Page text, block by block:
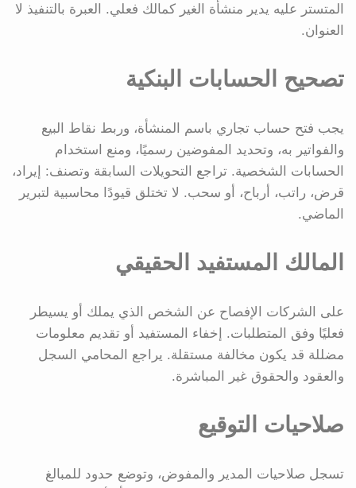
المتستر عليه يدير منشأة الغير كمالك فعلي. العبرة بالتنفيذ لا
العنوان.
تصحيح الحسابات البنكية
يجب فتح حساب تجاري باسم المنشأة، وربط نقاط البيع
والفواتير به، وتحديد المفوضين رسميًا، ومنع استخدام
الحسابات الشخصية. تراجع التحويلات السابقة وتصنف: إيراد،
قرض، راتب، أرباح، أو سحب. لا تختلق قيودًا محاسبية لتبرير
الماضي.
المالك المستفيد الحقيقي
على الشركات الإفصاح عن الشخص الذي يملك أو يسيطر
فعليًا وفق المتطلبات. إخفاء المستفيد أو تقديم معلومات
مضللة قد يكون مخالفة مستقلة. يراجع المحامي السجل
والعقود والحقوق غير المباشرة.
صلاحيات التوقيع
تسجل صلاحيات المدير والمفوض، وتوضع حدود للمبالغ